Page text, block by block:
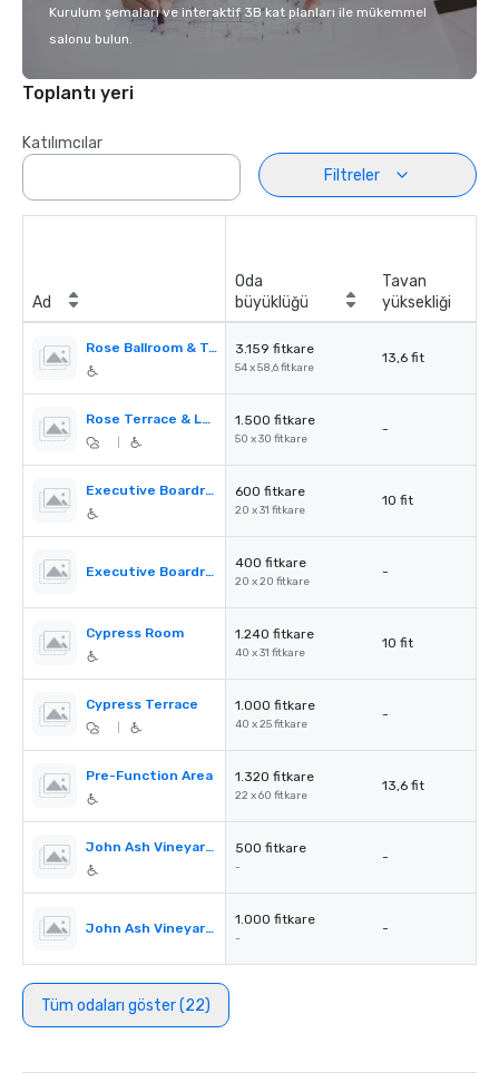
Kurulum şemaları ve interaktif 3B kat planları ile mükemmel
salonu bulun.
Toplantı yeri
Katılımcılar
Filtreler
Ad
Oda
büyüklüğü
Tavan
yüksekliği
Rose Ballroom & Terrace 3.159 fitkare
54 x 58,6 fitkare
13,6 fit
Rose Terrace & Lawn 1.500 fitkare
50 x 30 fitkare
-
Executive Boardroom 600 fitkare
20 x 31 fitkare
10 fit
Executive Boardroom Terrace
400 fitkare
20 x 20 fitkare
-
Cypress Room 1.240 fitkare
40 x 31 fitkare
10 fit
Cypress Terrace 1.000 fitkare
40 x 25 fitkare
-
Pre-Function Area 1.320 fitkare
22 x 60 fitkare
13,6 fit
John Ash Vineyard View Mid-Terrace 500 fitkare
-
-
John Ash Vineyard View South Terrace
1.000 fitkare
-
-
Tüm odaları göster (22)